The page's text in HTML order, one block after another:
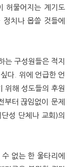
허물어지는 계기도
치나 몹쓸 것들에
는 구성원들은 적지
다. 위에 언급한 언
위해 성도들의 후원
터 끊임없이 문제
성 단체나 교회)의
없는 한 울타리에